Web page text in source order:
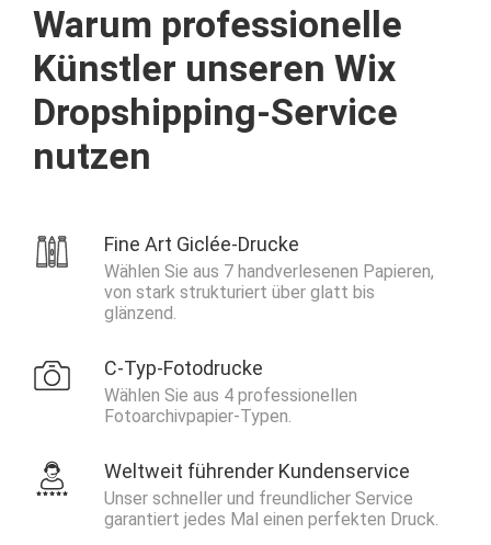
Warum professionelle
Künstler unseren Wix
Dropshipping-Service
nutzen
Fine Art Giclée-Drucke
Wählen Sie aus 7 handverlesenen Papieren,
von stark strukturiert über glatt bis
glänzend.
C-Typ-Fotodrucke
Wählen Sie aus 4 professionellen
Fotoarchivpapier-Typen.
Weltweit führender Kundenservice
Unser schneller und freundlicher Service
garantiert jedes Mal einen perfekten Druck.